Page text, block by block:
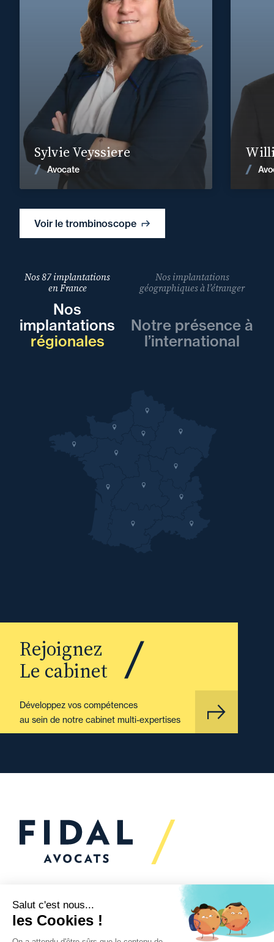
Voir le trombinoscope
Sylvie Veyssiere
Avocate
Troyes
+33 3 25 82 65 01
sylvie.veyssiere@fidal.com
+32 2
Nos 87 implantations
en France
Nos
implantations
régionales
Nos implantations
géographiques à l’étranger
Notre présence à
l’international
Rejoignez
Le cabinet
Développez vos compétences
au sein de notre cabinet multi-expertises
Vous souhaitez échanger
avec nous ?